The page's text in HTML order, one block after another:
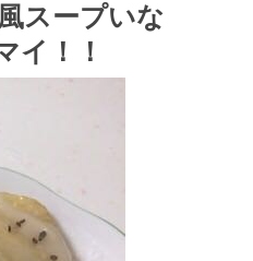
スープいな
イ！！